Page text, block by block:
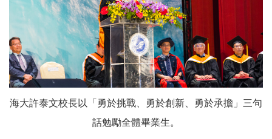
海大許泰文校長以「勇於挑戰、勇於創新、勇於承擔」三句
話勉勵全體畢業生。